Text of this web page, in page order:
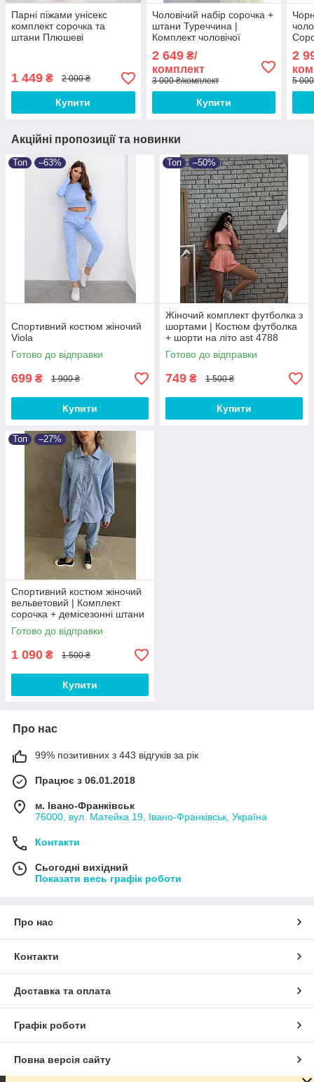
Парні піжами унісекс
комплект сорочка та
штани Плюшеві
1 449 ₴ 2 000 ₴
Купити
Чоловічий набір сорочка +
штани Туреччина |
Комплект чоловічої
сорочки та штанів ЛЮКС
якості
2 649₴/
комплект
3 000 ₴/комплект
Купити
2
5
Акційні пропозиції та новинки
Топ –63%
Спортивний костюм жіночий
Viola
Готово до відправки
699 ₴ 1 900 ₴
Купити
Топ –50%
Жіночий комплект футболка з
шортами | Костюм футболка
+ шорти на літо ast 4788
Готово до відправки
749 ₴ 1 500 ₴
Купити
Топ –27%
Спортивний костюм жіночий
вельветовий | Комплект
сорочка + демісезонні штани
Готово до відправки
1 090 ₴ 1 500 ₴
Купити
Про нас
99% позитивних з 443 відгуків за рік
Працює з 06.01.2018
м. Івано-Франківськ
76000, вул. Матейка 19, Івано-Франківськ, Україна
Контакти
Сьогодні вихідний
Показати весь графік роботи
Про нас
Контакти
Доставка та оплата
Графік роботи
Повна версія сайту